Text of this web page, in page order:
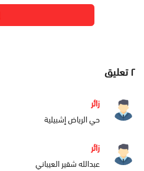
٢تعليق
زائر
‏حي الرياض إشبيلية
زائر
عبدالله شقير العيباني